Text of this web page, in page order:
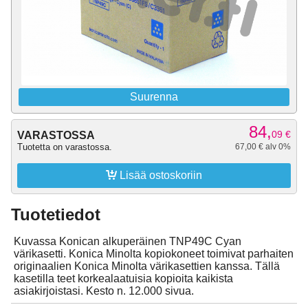
Suurenna
VARASTOSSA
Tuotetta on varastossa.
84,09 €
67,00 € alv 0%
 Lisää ostoskoriin
Tuotetiedot
Kuvassa Konican alkuperäinen TNP49C Cyan
värikasetti. Konica Minolta kopiokoneet toimivat parhaiten
originaalien Konica Minolta värikasettien kanssa. Tällä
kasetilla teet korkealaatuisia kopioita kaikista
asiakirjoistasi. Kesto n. 12.000 sivua.